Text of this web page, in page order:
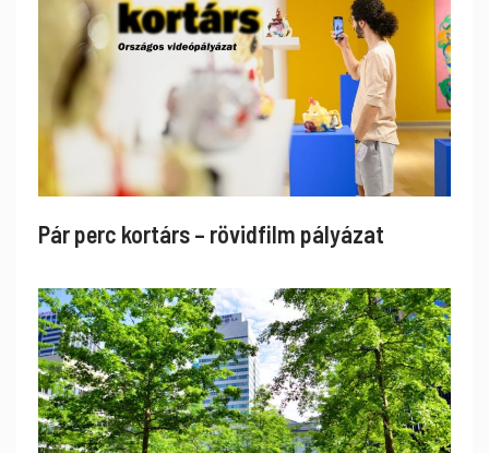
Pár perc kortárs – rövidfilm pályázat